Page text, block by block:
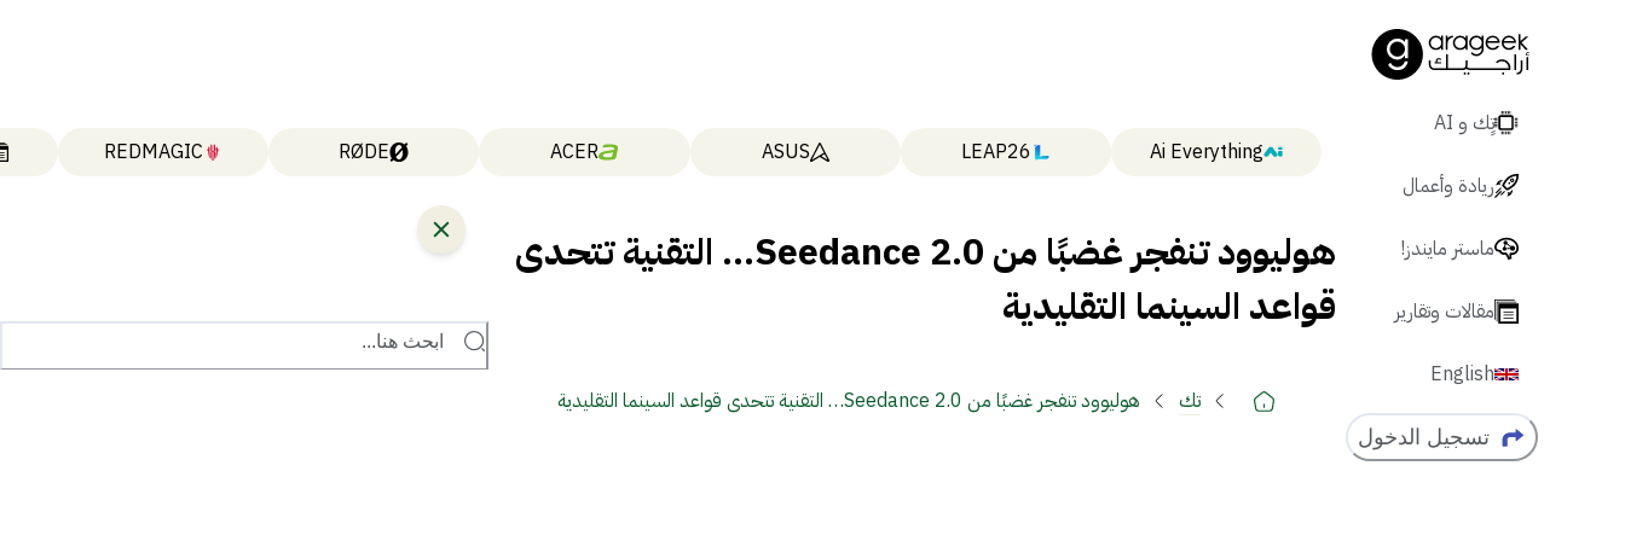
تٍك و AI
ريادة وأعمال
ماستر مايندز!
مقالات وتقارير
English
تسجيل الدخول
Ai Everything
LEAP26
ASUS
ACER
RØDE
REDMAGIC
هوليوود تنفجر غضبًا من Seedance 2.0… التقنية تتحدى
قواعد السينما التقليدية
تك هوليوود تنفجر غضبًا من Seedance 2.0… التقنية تتحدى قواعد السينما التقليدية
ابحث هنا...